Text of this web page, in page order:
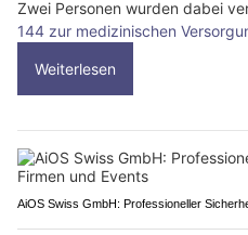
Zwei Personen wurden dabei
144 zur medizinischen
Weiterlesen
AiOS Swiss GmbH: Professioneller